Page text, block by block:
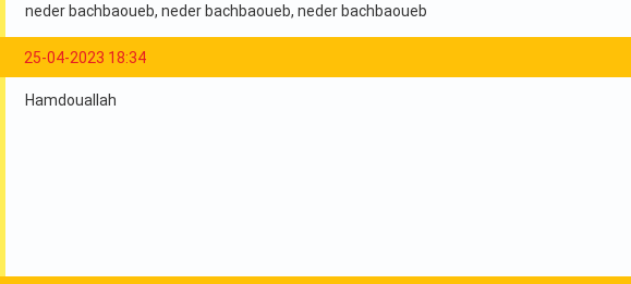
neder bachbaoueb, neder bachbaoueb, neder bachbaoueb
25-04-2023 18:34
Hamdouallah